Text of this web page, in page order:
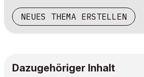
NEUES THEMA ERSTELLEN
Dazugehöriger Inhalt